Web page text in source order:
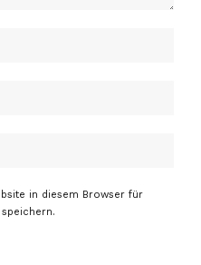
in diesem Browser für